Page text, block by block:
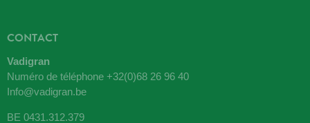
CONTACT
Vadigran
Numéro de téléphone +32(0)68 26 96 40
Info@vadigran.be
BE 0431.312.379